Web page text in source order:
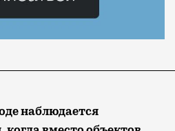
наблюдается